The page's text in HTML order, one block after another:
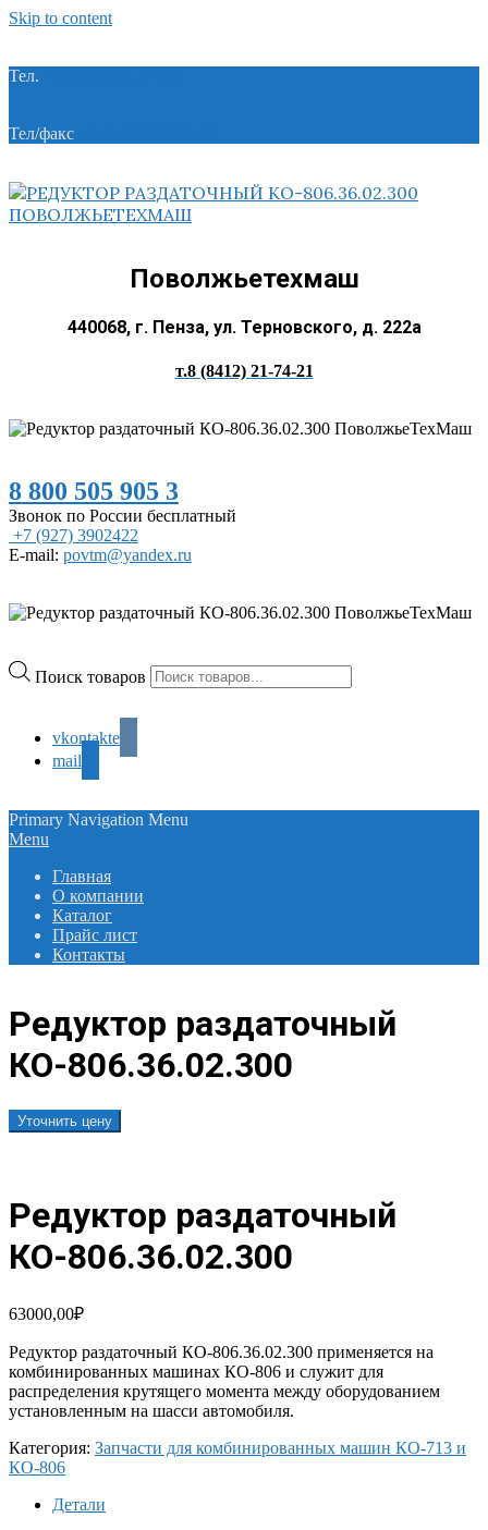
Skip to content
Тел.
Тел/факс
Поволжьетехмаш
440068, г. Пенза, ул. Терновского, д. 222а
т.8 (8412) 21-74-21
8 800 505 905 3
Звонок по России бесплатный
+7 (927) 3902422
E-mail: povtm@yandex.ru
Поиск товаров
vkontakte
mail
Primary Navigation Menu
Menu
Главная
О компании
Каталог
Прайс лист
Контакты
Редуктор раздаточный
КО-806.36.02.300
Уточнить цену
Редуктор раздаточный
КО-806.36.02.300
63000,00₽
Редуктор раздаточный КО-806.36.02.300 применяется на
комбинированных машинах КО-806 и служит для
распределения крутящего момента между оборудованием
установленным на шасси автомобиля.
Категория: Запчасти для комбинированных машин КО-713 и
КО-806
Детали